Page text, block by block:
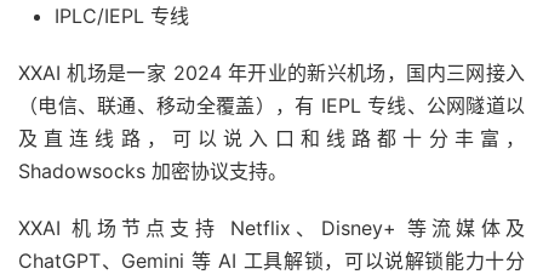
IPLC/IEPL 专线
XXAI 机场是一家 2024 年开业的新兴机场，国内三网接入
（电信、联通、移动全覆盖），有 IEPL 专线、公网隧道以
及直连线路，可以说入口和线路都十分丰富，
Shadowsocks 加密协议支持。
XXAI 机场节点支持 Netflix、Disney+ 等流媒体及
ChatGPT、Gemini 等 AI 工具解锁，可以说解锁能力十分